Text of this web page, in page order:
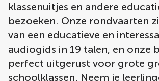
klassenuitjes en andere
bezoeken. Onze rondvaarten
van een educatieve en
audiogids in 19 talen, en onze
perfect uitgerust voor grote
schoolklassen. Neem je